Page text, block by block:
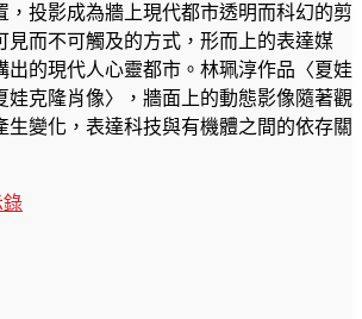
，投影成為牆上現代都市透明而科幻的剪
見而不可觸及的方式，形而上的表達媒
出的現代人心靈都市。林珮淳作品〈夏娃
娃克隆肖像〉，牆面上的動態影像隨著觀
生變化，表達科技與有機體之間的依存關